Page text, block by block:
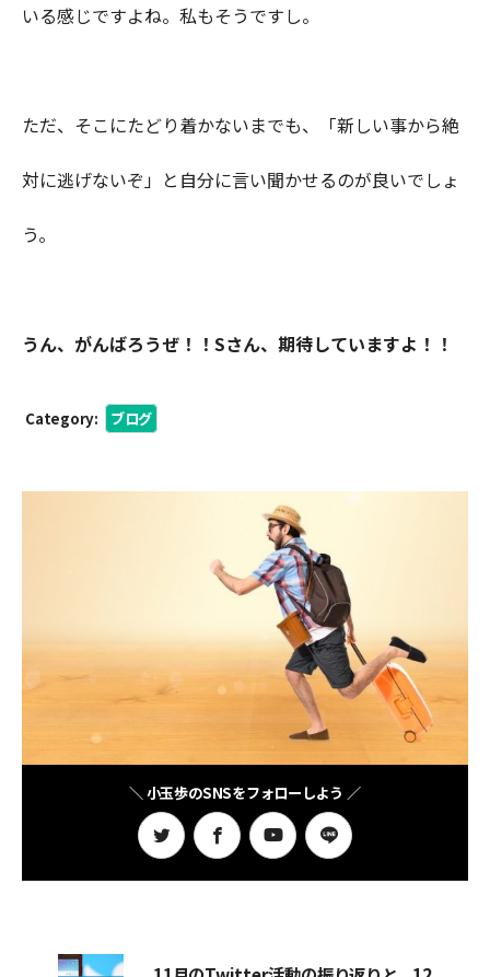
いる感じですよね。私もそうですし。
ただ、そこにたどり着かないまでも、「新しい事から絶
対に逃げないぞ」と自分に言い聞かせるのが良いでしょ
う。
うん、がんばろうぜ！！Sさん、期待していますよ！！
Category: ブログ
＼ 小玉歩のSNSをフォローしよう ／